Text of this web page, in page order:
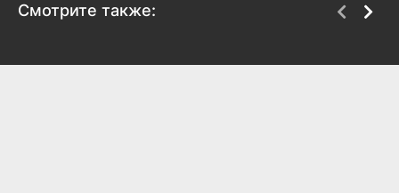
Смотрите также: